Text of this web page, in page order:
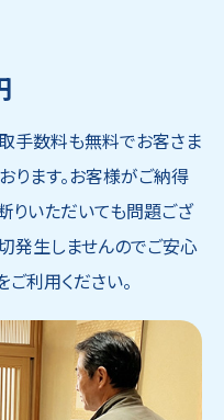
手数料も無料でお客さま
ります。お客様がご納得
りいただいても問題ござ
発生しませんのでご安心
利用ください。